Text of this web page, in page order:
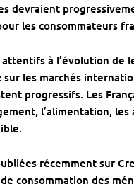
devraient
les consommateurs
à l’évolution de
les marchés
progressifs. Les
l’alimentation, les
récemment sur
consommation des